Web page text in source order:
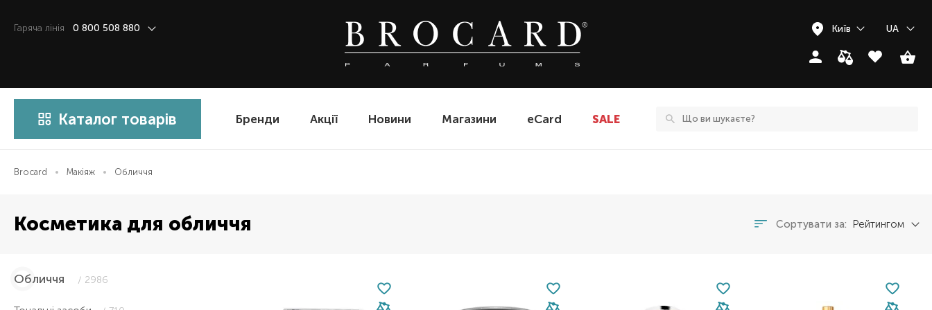
Гаряча лiнiя 0 800 508 880 Київ UA
Каталог товарів Бренди Акції Новини Магазини eCard SALE
Brocard Макіяж Обличчя
Косметика для обличчя Сортувати за: Рейтингом
Обличчя / 2986